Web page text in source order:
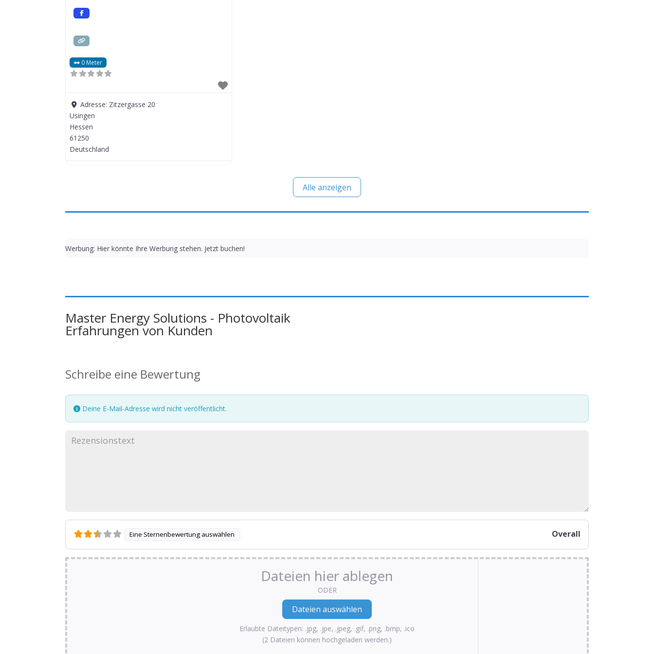
0 Meter
Adresse: Zitzergasse 20
Usingen
Hessen
61250
Deutschland
Alle anzeigen
Werbung: Hier könnte Ihre Werbung stehen. Jetzt buchen!
Master Energy Solutions - Photovoltaik
Erfahrungen von Kunden
Schreibe eine Bewertung
Deine E-Mail-Adresse wird nicht veröffentlicht.
Eine Sternenbewertung auswählen Overall
Dateien hier ablegen
ODER
Erlaubte Dateitypen: .jpg, .jpe, .jpeg, .gif, .png, .bmp, .ico
(2 Dateien können hochgeladen werden.)